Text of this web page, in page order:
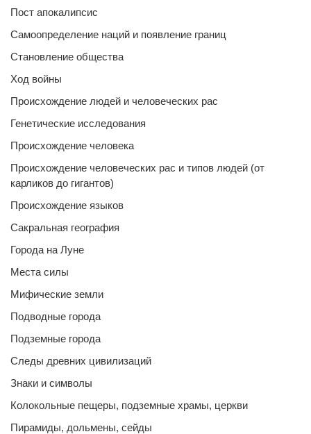
Пост апокалипсис
Самоопределение наций и появление границ
Становление общества
Ход войны
Происхождение людей и человеческих рас
Генетические исследования
Происхождение человека
Происхождение человеческих рас и типов людей (от
карликов до гигантов)
Происхождение языков
Сакральная география
Города на Луне
Места силы
Мифические земли
Подводные города
Подземные города
Следы древних цивилизаций
Знаки и символы
Колокольные пещеры, подземные храмы, церкви
Пирамиды, дольмены, сейды